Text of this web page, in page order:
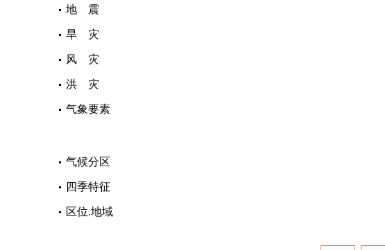
地 震
旱 灾
风 灾
洪 灾
气象要素
气候分区
四季特征
区位.地域